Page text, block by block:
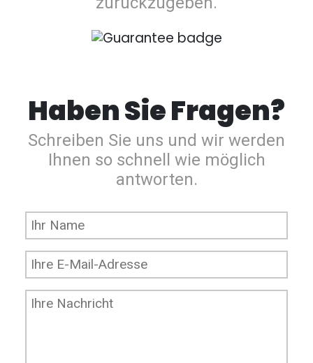
Haben Sie Fragen?
Schreiben Sie uns und wir werden
Ihnen so schnell wie möglich
antworten.